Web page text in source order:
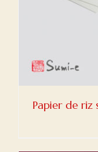
Papier de riz